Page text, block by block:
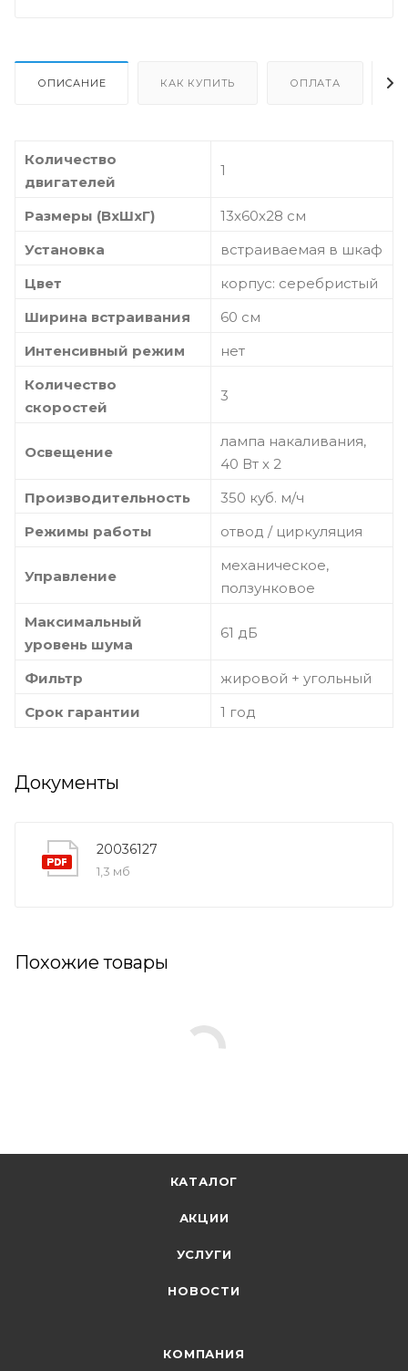
ОПИСАНИЕ КАК КУПИТЬ ОПЛАТА
Количество
двигателей
1
Размеры (ВхШхГ)
13х60х28 см
Установка
встраиваемая в шкаф
Цвет
корпус: серебристый
Ширина встраивания
60 см
Интенсивный режим
нет
Количество
скоростей
3
Освещение
лампа накаливания,
40 Вт х 2
Производительность
350 куб. м/ч
Режимы работы
отвод / циркуляция
Управление
механическое,
ползунковое
Максимальный
уровень шума
61 дБ
Фильтр
жировой + угольный
Срок гарантии
1 год
Документы
20036127
1,3 мб
Похожие товары
КАТАЛОГ
АКЦИИ
УСЛУГИ
НОВОСТИ
КОМПАНИЯ